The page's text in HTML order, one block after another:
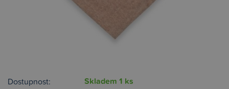
Dostupnost: Skladem 1 ks